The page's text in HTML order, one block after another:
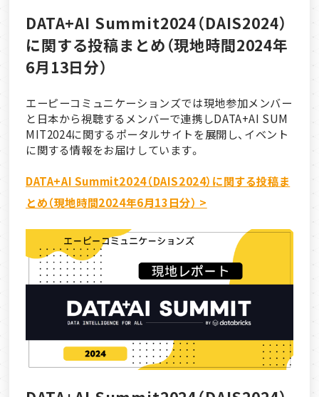
DATA+AI Summit2024（DAIS2024）
に関する投稿まとめ（現地時間2024年
6月13日分）
エーピーコミュニケーションズでは現地参加メンバー
と日本から視聴するメンバーで連携しDATA+AI SUM
MIT2024に関するポータルサイトを展開し、イベント
に関する情報をお届けしています。
DATA+AI Summit2024（DAIS2024）に関する投稿ま
とめ（現地時間2024年6月13日分） >